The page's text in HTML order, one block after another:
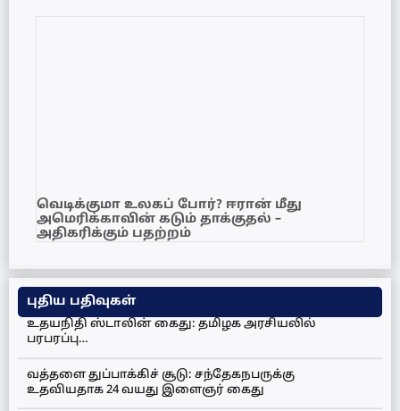
வெடிக்குமா உலகப் போர்? ஈரான் மீது
அமெரிக்காவின் கடும் தாக்குதல் –
அதிகரிக்கும் பதற்றம்
புதிய பதிவுகள்
உதயநிதி ஸ்டாலின் கைது: தமிழக அரசியலில்
பரபரப்பு…
வத்தளை துப்பாக்கிச் சூடு: சந்தேகநபருக்கு
உதவியதாக 24 வயது இளைஞர் கைது